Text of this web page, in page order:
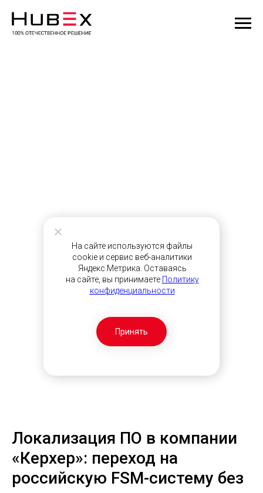
Принять
На сайте используются файлы
cookie и сервис веб-аналитики
Яндекс.Метрика. Оставаясь
на сайте, вы принимаете Политику
конфиденциальности
Локализация ПО в компании
«Керхер»: переход на
российскую FSM-систему без